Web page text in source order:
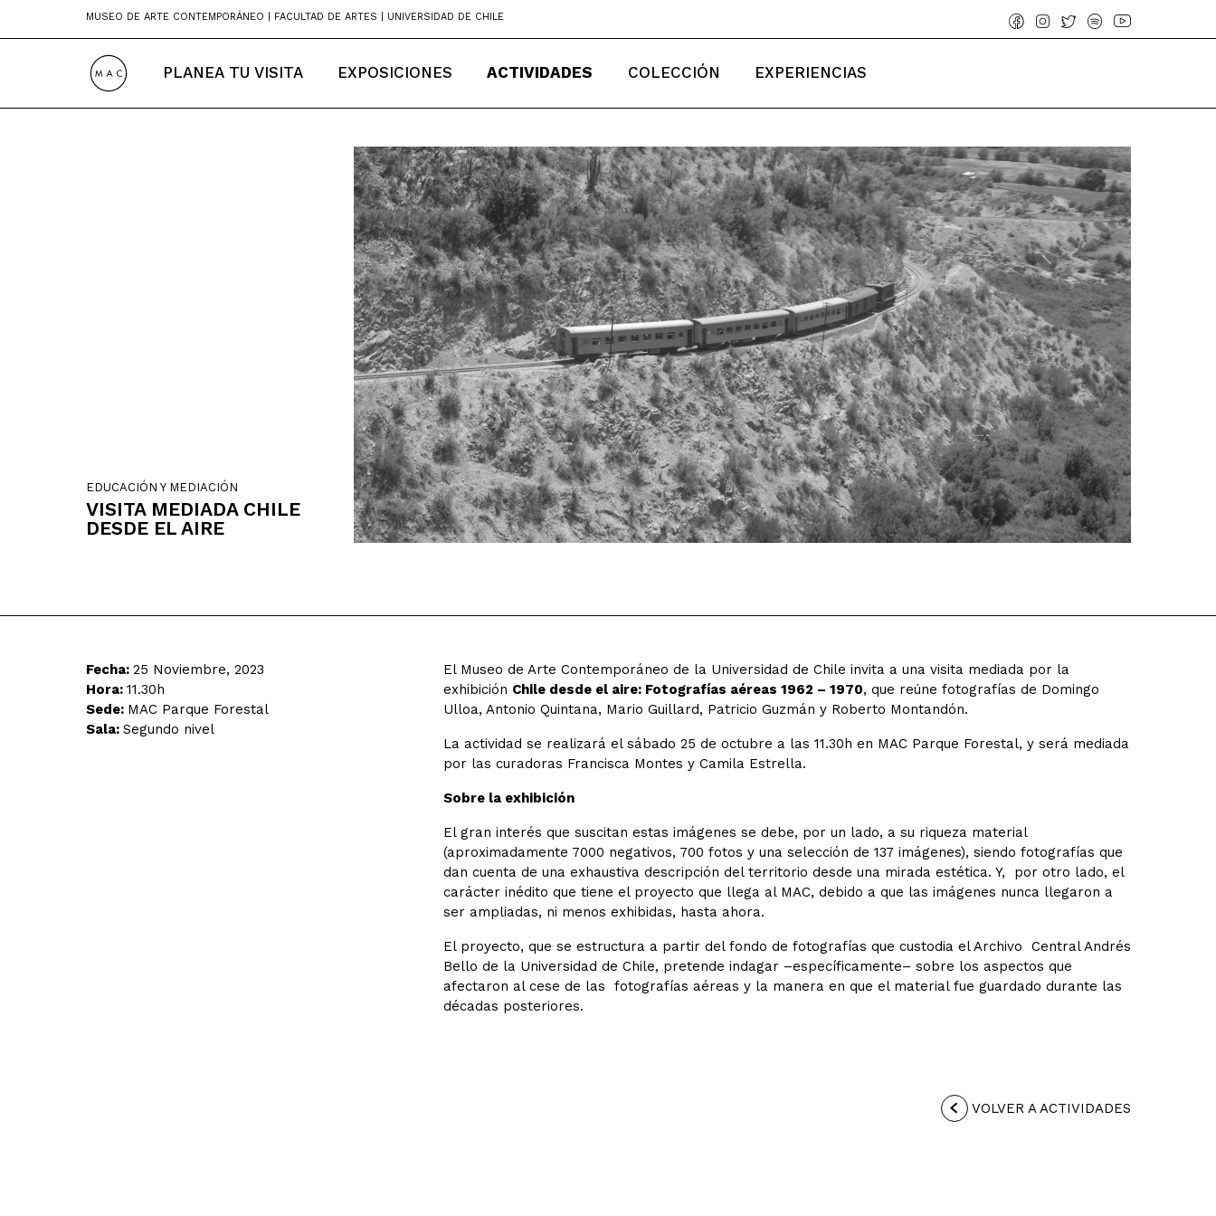
MUSEO DE ARTE CONTEMPORÁNEO | FACULTAD DE ARTES | UNIVERSIDAD DE CHILE
PLANEA TU VISITA EXPOSICIONES ACTIVIDADES COLECCIÓN EXPERIENCIAS
EDUCACIÓN Y MEDIACIÓN
VISITA MEDIADA CHILE
DESDE EL AIRE
Fecha: 25 Noviembre, 2023
Hora: 11.30h
Sede: MAC Parque Forestal
Sala: Segundo nivel
El Museo de Arte Contemporáneo de la Universidad de Chile invita a una visita mediada por la
exhibición Chile desde el aire: Fotografías aéreas 1962 – 1970, que reúne fotografías de Domingo
Ulloa, Antonio Quintana, Mario Guillard, Patricio Guzmán y Roberto Montandón.
La actividad se realizará el sábado 25 de octubre a las 11.30h en MAC Parque Forestal, y será mediada
por las curadoras Francisca Montes y Camila Estrella.
Sobre la exhibición
El gran interés que suscitan estas imágenes se debe, por un lado, a su riqueza material
(aproximadamente 7000 negativos, 700 fotos y una selección de 137 imágenes), siendo fotografías que
dan cuenta de una exhaustiva descripción del territorio desde una mirada estética. Y, por otro lado, el
carácter inédito que tiene el proyecto que llega al MAC, debido a que las imágenes nunca llegaron a
ser ampliadas, ni menos exhibidas, hasta ahora.
El proyecto, que se estructura a partir del fondo de fotografías que custodia el Archivo Central Andrés
Bello de la Universidad de Chile, pretende indagar –específicamente– sobre los aspectos que
afectaron al cese de las fotografías aéreas y la manera en que el material fue guardado durante las
décadas posteriores.
VOLVER A ACTIVIDADES